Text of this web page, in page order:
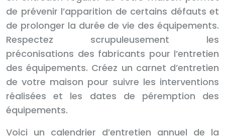
de prévenir l’apparition de certains défauts et
de prolonger la durée de vie des équipements.
Respectez scrupuleusement les
préconisations des fabricants pour l’entretien
des équipements. Créez un carnet d’entretien
de votre maison pour suivre les interventions
réalisées et les dates de péremption des
équipements.
Voici un calendrier d’entretien annuel de la